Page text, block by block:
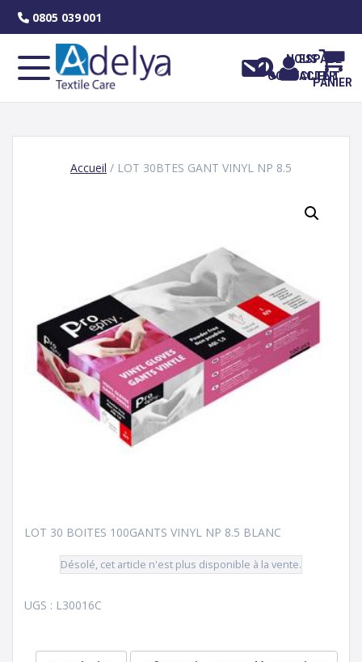
0805 039 001
NOUS
CONTACTER
ESPACE
CLIENT
PANIER
Accueil / LOT 30BTES GANT VINYL NP 8.5
LOT 30 BOITES 100GANTS VINYL NP 8.5 BLANC
Désolé, cet article n'est plus disponible à la vente.
UGS : L30016C